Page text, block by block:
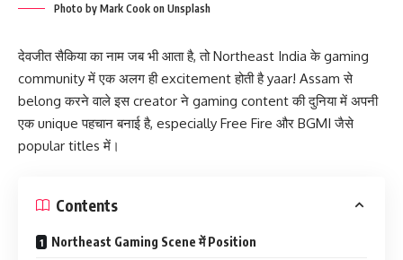
Photo by Mark Cook on Unsplash
देवजीत सैकिया का नाम जब भी आता है, तो Northeast India के gaming
community में एक अलग ही excitement होती है yaar! Assam से
belong करने वाले इस creator ने gaming content की दुनिया में अपनी
एक unique पहचान बनाई है, especially Free Fire और BGMI जैसे
popular titles में।
Contents
Northeast Gaming Scene में Position